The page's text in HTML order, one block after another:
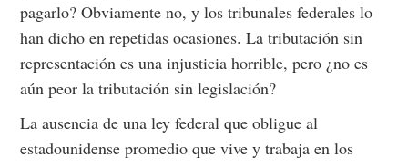
pagarlo? Obviamente no, y los tribunales federales lo
han dicho en repetidas ocasiones. La tributación sin
representación es una injusticia horrible, pero ¿no es
aún peor la tributación sin legislación?
La ausencia de una ley federal que obligue al
estadounidense promedio que vive y trabaja en los